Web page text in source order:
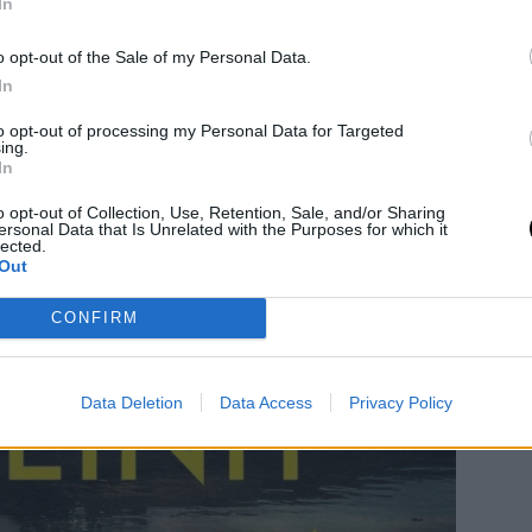
opt-out of the Sale of my Personal Data.
opt-out of processing my Personal Data for Targeted
opt-out of Collection, Use, Retention, Sale, and/or Sharing
Data that Is Unrelated with the Purposes for which it
CONFIRM
Data Deletion Data Access Privacy Policy